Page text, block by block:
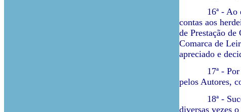
16ª - Ao que
contas aos
de Prestação
Comarca de
apreciado e
17ª - Por
pelos Autores,
18ª -
diversas vezes